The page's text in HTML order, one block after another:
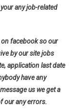
any job-related
facebook so our
by our site jobs
application last date
have any
us we get a
our any errors.